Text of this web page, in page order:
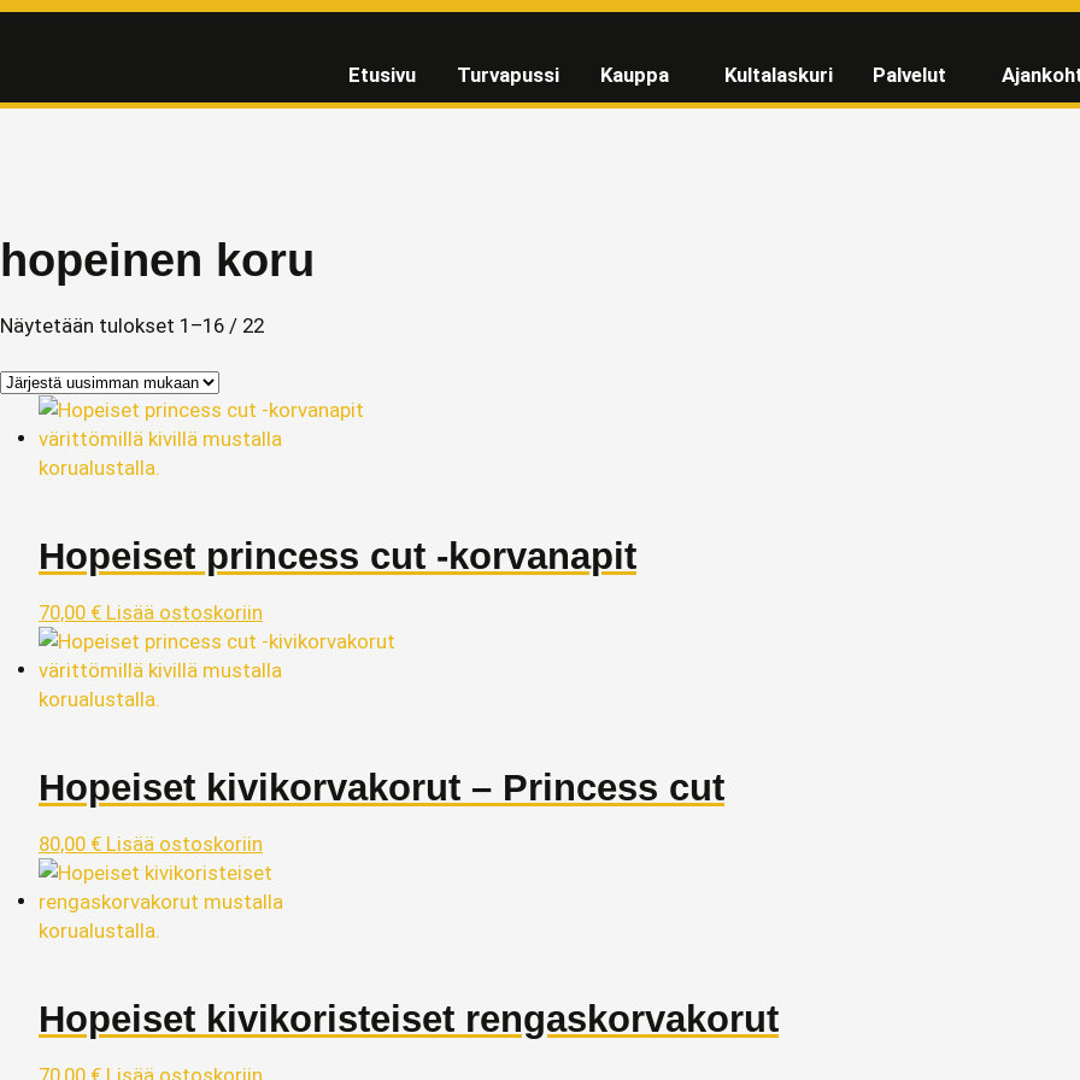
Etusivu Turvapussi Kauppa Kultalaskuri Palvelut
hopeinen koru
Näytetään tulokset 1–16 / 22
Hopeiset princess cut -korvanapit
70,00 € Lisää ostoskoriin
Hopeiset kivikorvakorut – Princess cut
80,00 € Lisää ostoskoriin
Hopeiset kivikoristeiset rengaskorvakorut
70,00 € Lisää ostoskoriin